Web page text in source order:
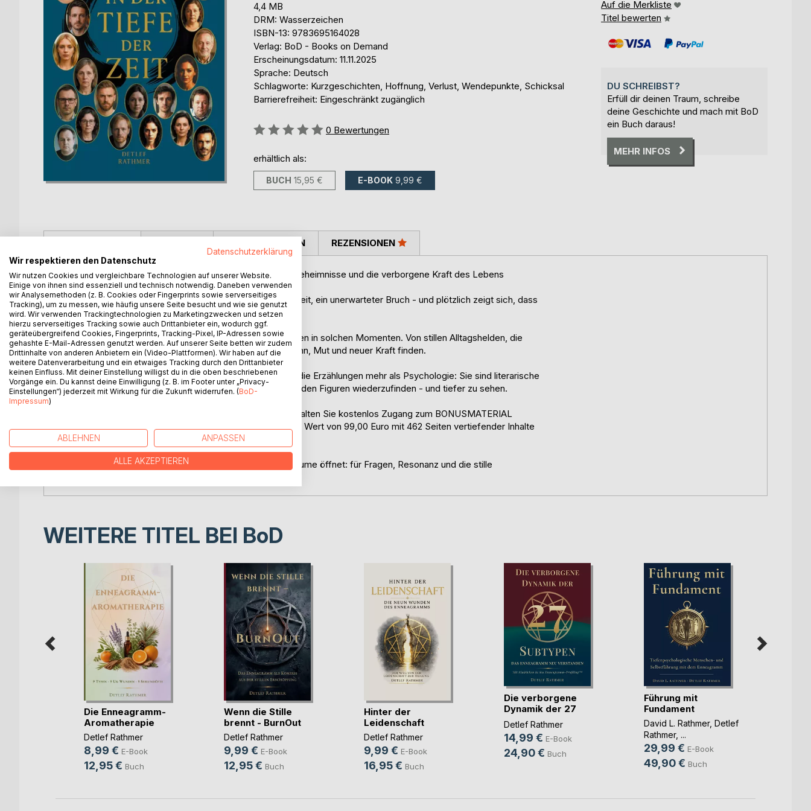
4,4 MB
DRM: Wasserzeichen
ISBN-13: 9783695164028
Verlag: BoD - Books on Demand
Erscheinungsdatum: 11.11.2025
Sprache: Deutsch
Schlagworte: Kurzgeschichten, Hoffnung, Verlust, Wendepunkte, Schicksal
Barrierefreiheit: Eingeschränkt zugänglich
Bewertung::
0 Bewertungen
erhältlich als:
BUCH 15,95 € E-BOOK 9,99 €
Auf die Merkliste
Titel bewerten
DU SCHREIBST?
Erfüll dir deinen Traum, schreibe
deine Geschichte und mach mit BoD
ein Buch daraus!
MEHR INFOS
IN DER TIEFE DER ZEIT - 27 Geschichten über Verlust, Geheimnisse und die verborgene Kraft des Lebens
Manchmal hält das Leben den Atem an: Abschied, Krankheit, ein unerwarteter Bruch - und plötzlich zeigt sich, dass
nichts selbstverständlich ist.
Die 27 Geschichten dieses Buches erzählen von Menschen in solchen Momenten. Von stillen Alltagshelden, die
verlieren, zweifeln und stolpern - und doch Spuren von Sinn, Mut und neuer Kraft finden.
Inspiriert von den Grundmustern des Enneagramms, sind die Erzählungen mehr als Psychologie: Sie sind literarische
Spiegel, die Leserinnen und Leser einladen, sich selbst in den Figuren wiederzufinden - und tiefer zu sehen.
Exklusives Dankeschön: Mit dem Kauf dieses Buches erhalten Sie kostenlos Zugang zum BONUSMATERIAL
meines Buches DER CODE DEINER PERSÖNLICHKEIT im Wert von 99,00 Euro mit 462 Seiten vertiefender Inhalte
zum Enneagramm.
Ein Buch, das keine schnellen Antworten gibt, sondern Räume öffnet: für Fragen, Resonanz und die stille
PRESSESTIMMEN REZENSIONEN
WEITERE TITEL BEI BoD
Die Enneagramm-
Aromatherapie
Detlef Rathmer
8,99 € E-Book
12,95 € Buch
Wenn die Stille
brennt - BurnOut
Detlef Rathmer
9,99 € E-Book
12,95 € Buch
Hinter der
Leidenschaft
Detlef Rathmer
9,99 € E-Book
16,95 € Buch
Die verborgene
Dynamik der 27
Subtypen
Detlef Rathmer
14,99 € E-Book
24,90 € Buch
Führung mit
Fundament
David L. Rathmer, Detlef
Rathmer, ...
29,99 € E-Book
49,90 € Buch
Datenschutzerklärung
Wir respektieren den Datenschutz
Wir nutzen Cookies und vergleichbare Technologien auf unserer Website.
Einige von ihnen sind essenziell und technisch notwendig. Daneben verwenden
wir Analysemethoden (z. B. Cookies oder Fingerprints sowie serverseitiges
Tracking), um zu messen, wie häufig unsere Seite besucht und wie sie genutzt
wird. Wir verwenden Trackingtechnologien zu Marketingzwecken und setzen
hierzu serverseitiges Tracking sowie auch Drittanbieter ein, wodurch ggf.
geräteübergreifend Cookies, Fingerprints, Tracking-Pixel, IP-Adressen sowie
gehashte E-Mail-Adressen genutzt werden. Auf unserer Seite betten wir zudem
Drittinhalte von anderen Anbietern ein (Video-Plattformen). Wir haben auf die
weitere Datenverarbeitung und ein etwaiges Tracking durch den Drittanbieter
keinen Einfluss. Mit deiner Einstellung willigst du in die oben beschriebenen
Vorgänge ein. Du kannst deine Einwilligung (z. B. im Footer unter „Privacy-
Einstellungen“) jederzeit mit Wirkung für die Zukunft widerrufen. (BoD-
Impressum)
ABLEHNEN ANPASSEN
ALLE AKZEPTIEREN